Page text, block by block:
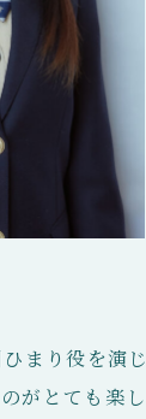
まり役を
がとても楽